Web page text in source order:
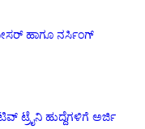
ಹಾಗೂ ನರ್ಸಿಂಗ್
ಟ್ರೈನಿ ಹುದ್ದೆಗಳಿಗೆ ಅರ್ಜಿ